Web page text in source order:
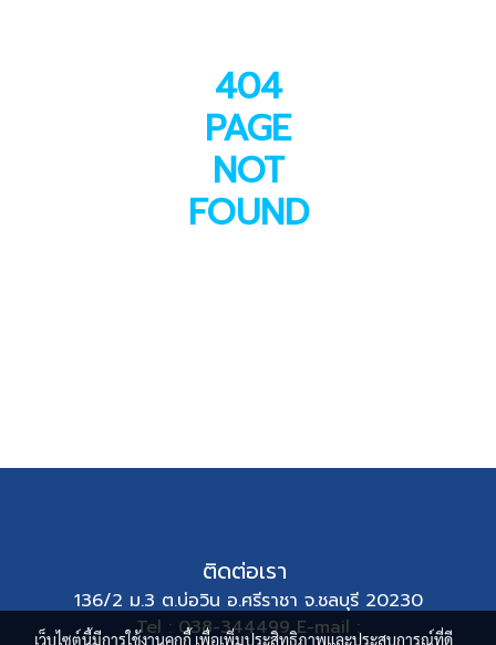
404
PAGE
NOT
FOUND
ติดต่อเรา
136/2 ม.3 ต.บ่อวิน อ.ศรีราชา จ.ชลบุรี 20230
Tel : 038-344499 E-mail :
เว็บไซต์นี้มีการใช้งานคุกกี้ เพื่อเพิ่มประสิทธิภาพและประสบการณ์ที่ดี